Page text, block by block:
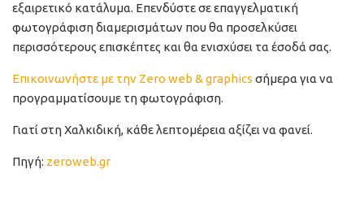
εξαιρετικό κατάλυμα. Επενδύστε σε επαγγελματική
φωτογράφιση διαμερισμάτων που θα προσελκύσει
περισσότερους επισκέπτες και θα ενισχύσει τα έσοδά σας.
Επικοινωνήστε με την Zero web & graphics σήμερα για να
προγραμματίσουμε τη φωτογράφιση.
Γιατί στη Χαλκιδική, κάθε λεπτομέρεια αξίζει να φανεί.
Πηγή: zeroweb.gr